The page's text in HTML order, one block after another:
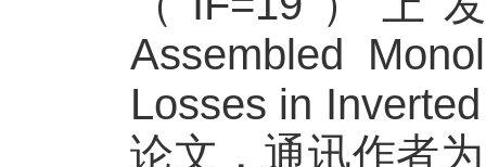
Assembled
Losses in
论文，通讯作者